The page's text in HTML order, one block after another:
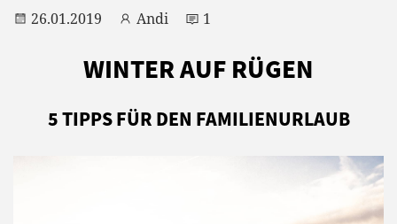
26.01.2019 Andi 1
WINTER AUF RÜGEN
5 TIPPS FÜR DEN FAMILIENURLAUB